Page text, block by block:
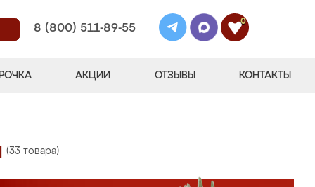
8 (800) 511-89-55
0
АКЦИИ ОТЗЫВЫ КОНТАКТЫ
(33 товара)